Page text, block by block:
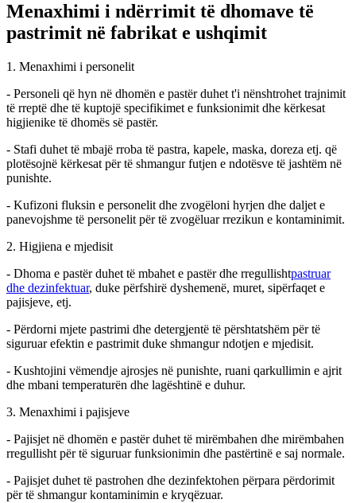
Menaxhimi i ndërrimit të dhomave të
pastrimit në fabrikat e ushqimit
1. Menaxhimi i personelit
- Personeli që hyn në dhomën e pastër duhet t'i nënshtrohet trajnimit
të rreptë dhe të kuptojë specifikimet e funksionimit dhe kërkesat
higjienike të dhomës së pastër.
- Stafi duhet të mbajë rroba të pastra, kapele, maska, doreza etj. që
plotësojnë kërkesat për të shmangur futjen e ndotësve të jashtëm në
punishte.
- Kufizoni fluksin e personelit dhe zvogëloni hyrjen dhe daljet e
panevojshme të personelit për të zvogëluar rrezikun e kontaminimit.
2. Higjiena e mjedisit
- Dhoma e pastër duhet të mbahet e pastër dhe rregullishtpastruar
dhe dezinfektuar, duke përfshirë dyshemenë, muret, sipërfaqet e
pajisjeve, etj.
- Përdorni mjete pastrimi dhe detergjentë të përshtatshëm për të
siguruar efektin e pastrimit duke shmangur ndotjen e mjedisit.
- Kushtojini vëmendje ajrosjes në punishte, ruani qarkullimin e ajrit
dhe mbani temperaturën dhe lagështinë e duhur.
3. Menaxhimi i pajisjeve
- Pajisjet në dhomën e pastër duhet të mirëmbahen dhe mirëmbahen
rregullisht për të siguruar funksionimin dhe pastërtinë e saj normale.
- Pajisjet duhet të pastrohen dhe dezinfektohen përpara përdorimit
për të shmangur kontaminimin e kryqëzuar.